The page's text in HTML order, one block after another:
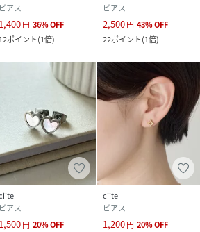
ピアス
1,400円 36%OFF
12ポイント(1倍)
ピアス
2,500円 43%OFF
22ポイント(1倍)
ピアス
1,500円 20%OFF
ciite'
ピアス
1,200円 20%OFF